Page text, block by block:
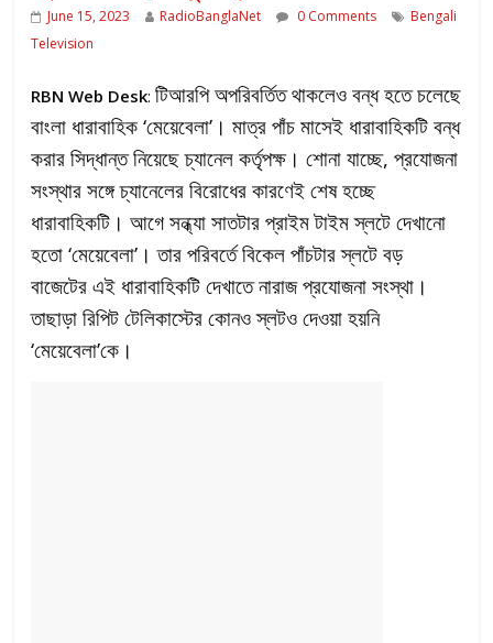
June 15, 2023 RadioBanglaNet 0 Comments
Bengali
Television
RBN Web Desk:টিআরপি অপরিবর্তিত থাকলেও বন্ধ হতে চলেছে
বাংলা ধারাবাহিক ‘মেয়েবেলা’। মাত্র পাঁচ মাসেই ধারাবাহিকটি বন্ধ
করার সিদ্ধান্ত নিয়েছে চ্যানেল কর্তৃপক্ষ। শোনা যাচ্ছে, প্রযোজনা
সংস্থার সঙ্গে চ্যানেলের বিরোধের কারণেই শেষ হচ্ছে
ধারাবাহিকটি। আগে সন্ধ্যা সাতটার প্রাইম টাইম স্লটে দেখানো
হতো ‘মেয়েবেলা’। তার পরিবর্তে বিকেল পাঁচটার স্লটে বড়
বাজেটের এই ধারাবাহিকটি দেখাতে নারাজ প্রযোজনা সংস্থা।
তাছাড়া রিপিট টেলিকাস্টের কোনও স্লটও দেওয়া হয়নি
‘মেয়েবেলা’কে।